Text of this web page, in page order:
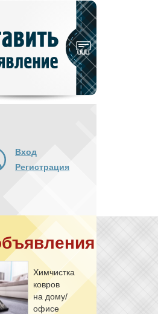
Вход
Регистрация
Хим­чист­ка
ков­ров
на до­му/
офи­се